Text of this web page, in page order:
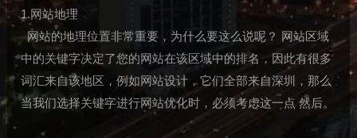
1.网站地理
网站的地理位置非常重要，为什么要这么说呢？ 网站区域
中的关键字决定了您的网站在该区域中的排名，因此有很多
词汇来自该地区，例如网站设计，它们全部来自深圳，那么
当我们选择关键字进行网站优化时，必须考虑这一点 然后。